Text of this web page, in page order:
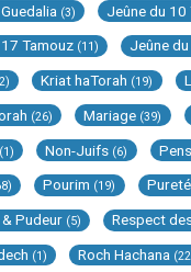
(3) Jeûne du 10
Tamouz (11) Jeûne
Kriat haTorah (19)
(26) Mariage (39)
(1) Non-Juifs (6)
Pourim (19)
Pudeur (5) Respect
(1) Roch Hachana